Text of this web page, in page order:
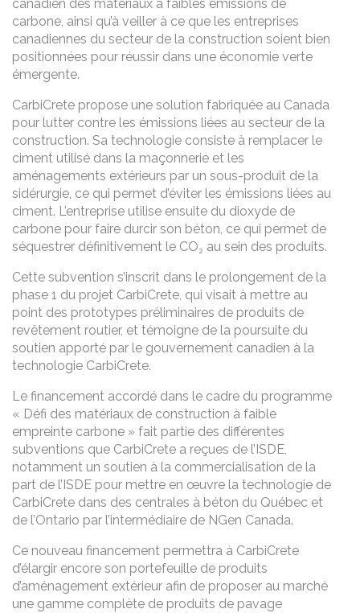
canadien des matériaux à faibles émissions de
carbone, ainsi qu’à veiller à ce que les entreprises
canadiennes du secteur de la construction soient bien
positionnées pour réussir dans une économie verte
émergente.
CarbiCrete propose une solution fabriquée au Canada
pour lutter contre les émissions liées au secteur de la
construction. Sa technologie consiste à remplacer le
ciment utilisé dans la maçonnerie et les
aménagements extérieurs par un sous-produit de la
sidérurgie, ce qui permet d’éviter les émissions liées au
ciment. L’entreprise utilise ensuite du dioxyde de
carbone pour faire durcir son béton, ce qui permet de
séquestrer définitivement le CO₂ au sein des produits.
Cette subvention s’inscrit dans le prolongement de la
phase 1 du projet CarbiCrete, qui visait à mettre au
point des prototypes préliminaires de produits de
revêtement routier, et témoigne de la poursuite du
soutien apporté par le gouvernement canadien à la
technologie CarbiCrete.
Le financement accordé dans le cadre du programme
« Défi des matériaux de construction à faible
empreinte carbone » fait partie des différentes
subventions que CarbiCrete a reçues de l’ISDE,
notamment un soutien à la commercialisation de la
part de l’ISDE pour mettre en œuvre la technologie de
CarbiCrete dans des centrales à béton du Québec et
de l’Ontario par l’intermédiaire de NGen Canada.
Ce nouveau financement permettra à CarbiCrete
d’élargir encore son portefeuille de produits
d’aménagement extérieur afin de proposer au marché
une gamme complète de produits de pavage